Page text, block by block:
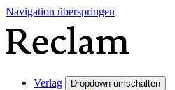
Navigation überspringen
Verlag Dropdown umschalten